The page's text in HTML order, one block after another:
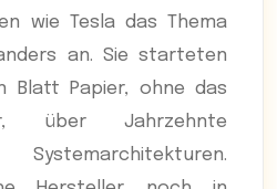
wie Tesla das Thema
an. Sie starteten
Blatt Papier, ohne das
über Jahrzehnte